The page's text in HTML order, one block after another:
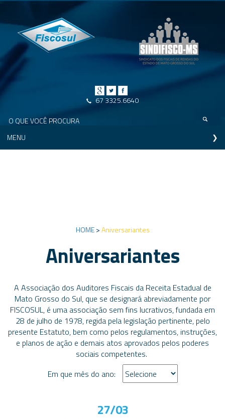
67 3325.6640
MENU
HOME>Aniversariantes
Aniversariantes
A Associação dos Auditores Fiscais da Receita Estadual de
Mato Grosso do Sul, que se designará abreviadamente por
FISCOSUL, é uma associação sem fins lucrativos, fundada em
28 de julho de 1978, regida pela legislação pertinente, pelo
presente Estatuto, bem como pelos regulamentos, instruções,
e planos de ação e demais atos aprovados pelos poderes
sociais competentes.
Em que mês do ano:
27/03